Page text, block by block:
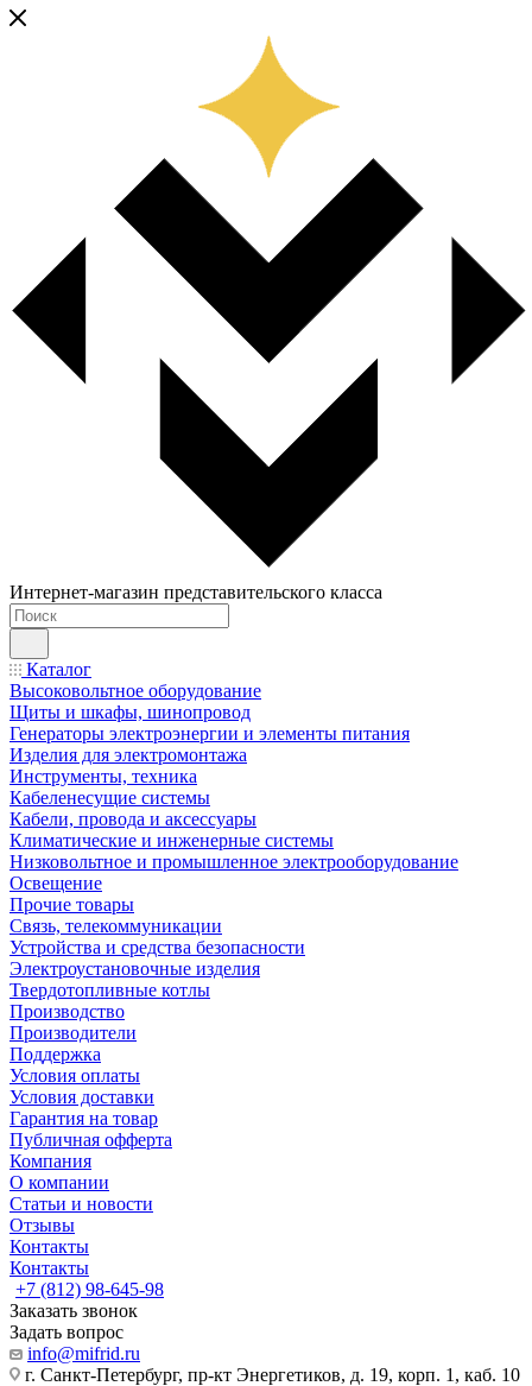
Интернет-магазин представительского класса
Каталог
Высоковольтное оборудование
Щиты и шкафы, шинопровод
Генераторы электроэнергии и элементы питания
Изделия для электромонтажа
Инструменты, техника
Кабеленесущие системы
Кабели, провода и аксессуары
Климатические и инженерные системы
Низковольтное и промышленное электрооборудование
Освещение
Прочие товары
Связь, телекоммуникации
Устройства и средства безопасности
Электроустановочные изделия
Твердотопливные котлы
Производство
Производители
Поддержка
Условия оплаты
Условия доставки
Гарантия на товар
Публичная офферта
Компания
О компании
Статьи и новости
Отзывы
Контакты
Контакты
+7 (812) 98-645-98
Заказать звонок
Задать вопрос
info@mifrid.ru
г. Санкт-Петербург, пр-кт Энергетиков, д. 19, корп. 1, каб. 10